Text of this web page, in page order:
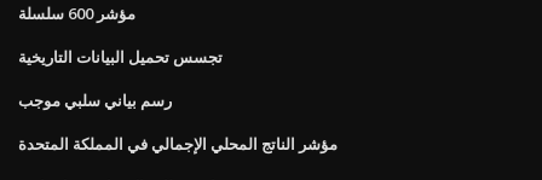
مؤشر 600 سلسلة
تجسس تحميل البيانات التاريخية
رسم بياني سلبي موجب
مؤشر الناتج المحلي الإجمالي في المملكة المتحدة